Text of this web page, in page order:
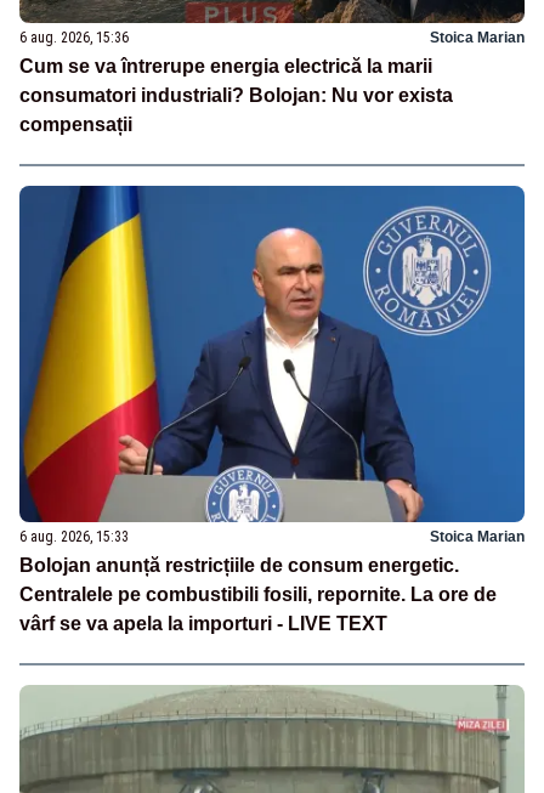
6 aug. 2026, 15:36 Stoica Marian
Cum se va întrerupe energia electrică la marii
consumatori industriali? Bolojan: Nu vor exista
compensații
6 aug. 2026, 15:33 Stoica Marian
Bolojan anunță restricțiile de consum energetic.
Centralele pe combustibili fosili, repornite. La ore de
vârf se va apela la importuri - LIVE TEXT